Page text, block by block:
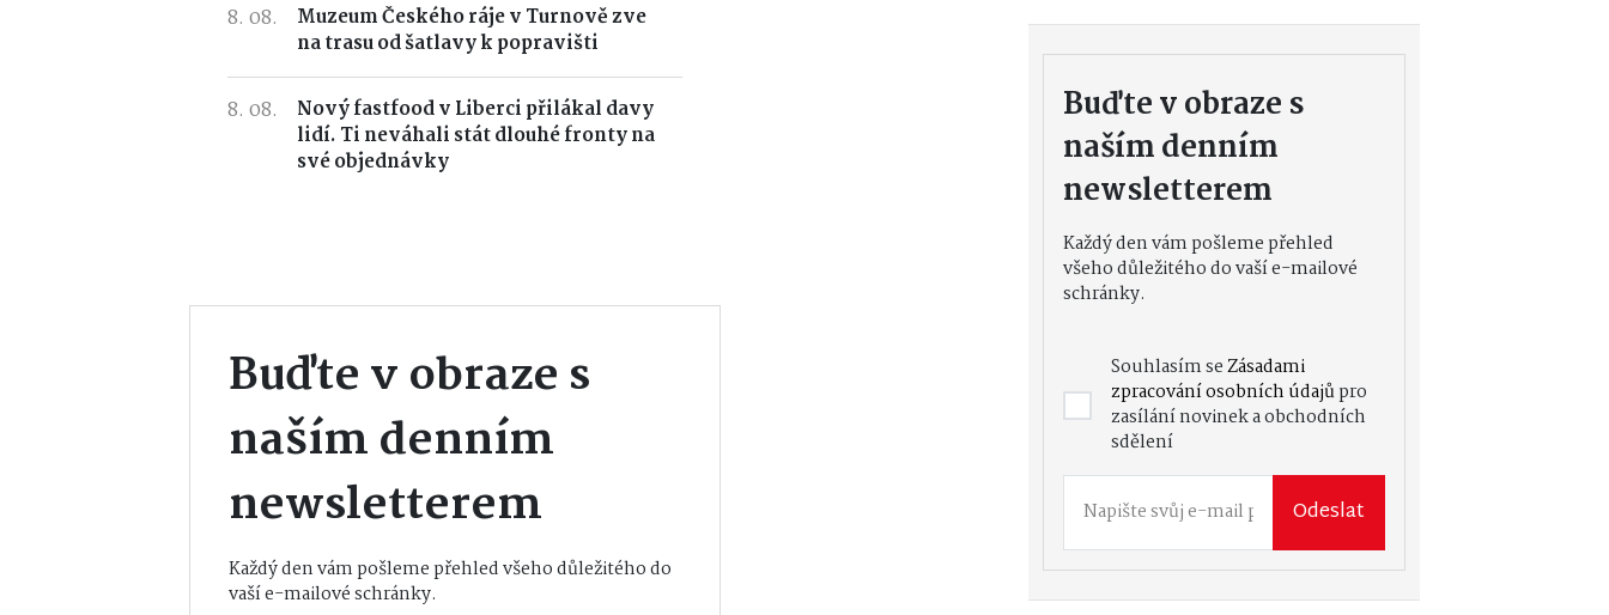
8. 08.
Muzeum Českého ráje v Turnově zve
na trasu od šatlavy k popravišti
8. 08.
Nový fastfood v Liberci přilákal davy
lidí. Ti neváhali stát dlouhé fronty na
své objednávky
Buďte v obraze s
naším denním
newsletterem
Každý den vám pošleme přehled všeho důležitého do
vaší e-mailové schránky.
Buďte v obraze s
naším denním
newsletterem
Každý den vám pošleme přehled
všeho důležitého do vaší e-mailové
schránky.
Souhlasím seZásadami
zpracování osobních údajůpro
zasílání novinek a obchodních
sdělení
Odeslat